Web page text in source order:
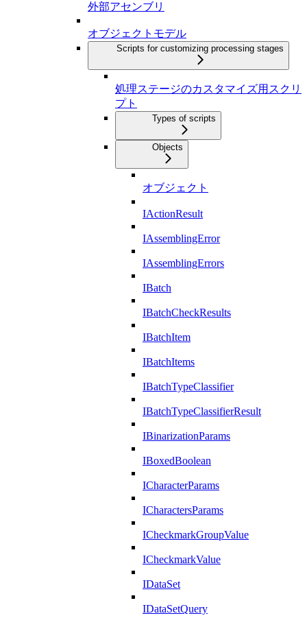
外部アセンブリ
オブジェクトモデル
Scripts for customizing processing stages
処理ステージのカスタマイズ用スクリ
プト
Types of scripts
Objects
オブジェクト
IActionResult
IAssemblingError
IAssemblingErrors
IBatch
IBatchCheckResults
IBatchItem
IBatchItems
IBatchTypeClassifier
IBatchTypeClassifierResult
IBinarizationParams
IBoxedBoolean
ICharacterParams
ICharactersParams
ICheckmarkGroupValue
ICheckmarkValue
IDataSet
IDataSetQuery